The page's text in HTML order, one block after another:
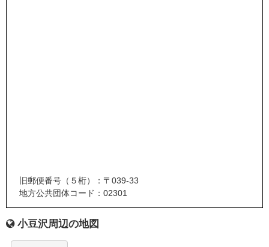
旧郵便番号（５桁）：〒039-33
地方公共団体コード：02301
小豆沢周辺の地図